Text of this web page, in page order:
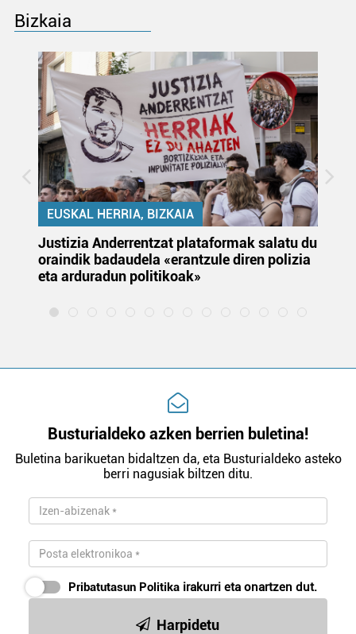
Bizkaia
EUSKAL HERRIA, BIZKAIA
Justizia Anderrentzat plataformak salatu du
oraindik badaudela «erantzule diren polizia
eta arduradun politikoak»
Busturialdeko azken berrien buletina!
Buletina barikuetan bidaltzen da, eta Busturialdeko asteko
berri nagusiak biltzen ditu.
Pribatutasun Politika irakurri eta onartzen dut.
Harpidetu